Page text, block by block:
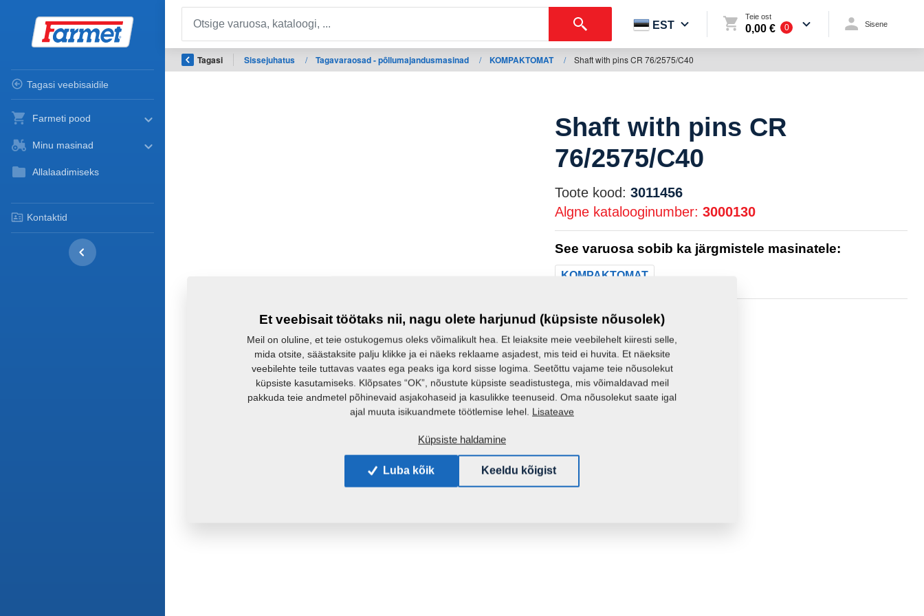
Tagasi veebisaidile
Farmeti pood
Minu masinad
Allalaadimiseks
Kontaktid
EST
Teie ost
0,00 € 0 Sisene
Tagasi Sissejuhatus / Tagavaraosad - põllumajandusmasinad / KOMPAKTOMAT / Shaft with pins CR 76/2575/C40
Shaft with pins CR
76/2575/C40
Toote kood: 3011456
Algne katalooginumber: 3000130
See varuosa sobib ka järgmistele masinatele:
KOMPAKTOMAT
Mass:
Et veebisait töötaks nii, nagu olete harjunud (küpsiste nõusolek)
Meil on oluline, et teie ostukogemus oleks võimalikult hea. Et leiaksite meie veebilehelt kiiresti selle,
mida otsite, säästaksite palju klikke ja ei näeks reklaame asjadest, mis teid ei huvita. Et näeksite
veebilehte teile tuttavas vaates ega peaks iga kord sisse logima. Seetõttu vajame teie nõusolekut
küpsiste kasutamiseks. Klõpsates “OK”, nõustute küpsiste seadistustega, mis võimaldavad meil
pakkuda teie andmetel põhinevaid asjakohaseid ja kasulikke teenuseid. Oma nõusolekut saate igal
ajal muuta isikuandmete töötlemise lehel. Lisateave
Küpsiste haldamine
Luba kõik Keeldu kõigist